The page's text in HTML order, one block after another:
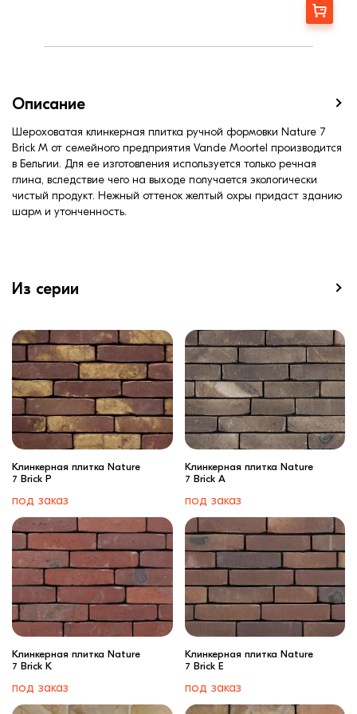
70
Заказать
Описание
Шероховатая клинкерная плитка ручной формовки Nature 7
Brick M от семейного предприятия Vande Moortel производится
в Бельгии. Для ее изготовления используется только речная
глина, вследствие чего на выходе получается экологически
чистый продукт. Нежный оттенок желтый охры придаст зданию
шарм и утонченность.
Из серии
Клинкерная плитка Nature
7 Brick P
под заказ
Клинкерная плитка Nature
7 Brick A
под заказ
Клинкерная плитка Nature
7 Brick K
под заказ
Клинкерная плитка Nature
7 Brick E
под заказ